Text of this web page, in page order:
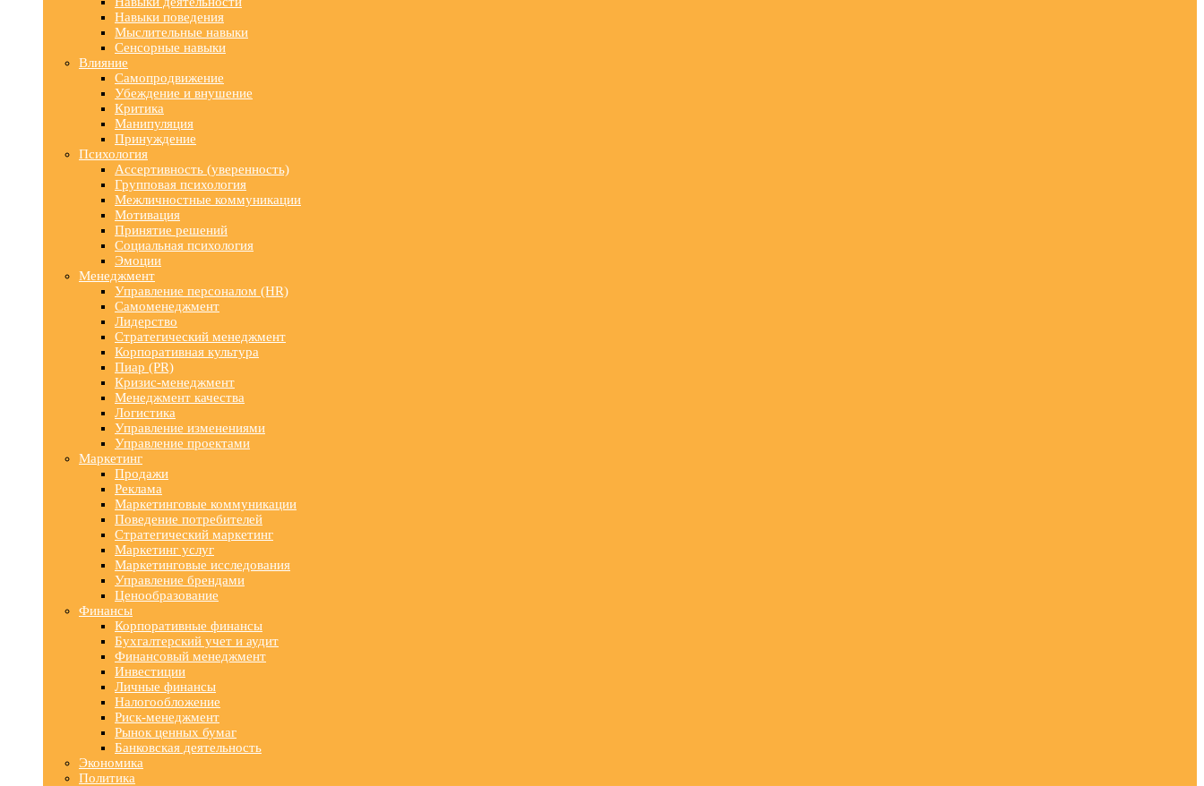
Навыки поведения
Мыслительные навыки
Сенсорные навыки
Влияние
Самопродвижение
Убеждение и внушение
Критика
Манипуляция
Принуждение
Психология
Ассертивность (уверенность)
Групповая психология
Межличностные коммуникации
Мотивация
Принятие решений
Социальная психология
Эмоции
Менеджмент
Управление персоналом (HR)
Самоменеджмент
Лидерство
Стратегический менеджмент
Корпоративная культура
Пиар (PR)
Кризис-менеджмент
Менеджмент качества
Логистика
Управление изменениями
Управление проектами
Маркетинг
Продажи
Реклама
Маркетинговые коммуникации
Поведение потребителей
Стратегический маркетинг
Маркетинг услуг
Маркетинговые исследования
Управление брендами
Ценообразование
Финансы
Корпоративные финансы
Бухгалтерский учет и аудит
Финансовый менеджмент
Инвестиции
Личные финансы
Налогообложение
Риск-менеджмент
Рынок ценных бумаг
Банковская деятельность
Экономика
Политика